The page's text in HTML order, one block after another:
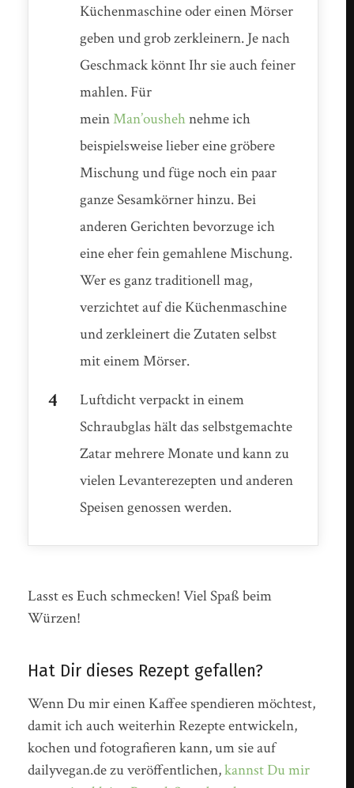
Küchenmaschine oder einen Mörser
geben und grob zerkleinern. Je nach
Geschmack könnt Ihr sie auch feiner
mahlen. Für
meinMan’oushehnehme ich
beispielsweise lieber eine gröbere
Mischung und füge noch ein paar
ganze Sesamkörner hinzu. Bei
anderen Gerichten bevorzuge ich
eine eher fein gemahlene Mischung.
Wer es ganz traditionell mag,
verzichtet auf die Küchenmaschine
und zerkleinert die Zutaten selbst
mit einem Mörser.
Luftdicht verpackt in einem
Schraubglas hält das selbstgemachte
Zatar mehrere Monate und kann zu
vielen Levanterezepten und anderen
Speisen genossen werden.
Lasst es Euch schmecken! Viel Spaß beim
Würzen!
Hat Dir dieses Rezept gefallen?
Wenn Du mir einen Kaffee spendieren möchtest,
damit ich auch weiterhin Rezepte entwickeln,
kochen und fotografieren kann, um sie auf
dailyvegan.de zu veröffentlichen,kannst Du mir